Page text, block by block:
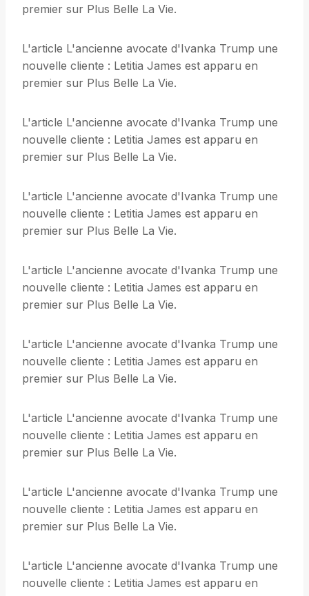
premier sur Plus Belle La Vie.
L'article L'ancienne avocate d'Ivanka Trump une
nouvelle cliente : Letitia James est apparu en
premier sur Plus Belle La Vie.
L'article L'ancienne avocate d'Ivanka Trump une
nouvelle cliente : Letitia James est apparu en
premier sur Plus Belle La Vie.
L'article L'ancienne avocate d'Ivanka Trump une
nouvelle cliente : Letitia James est apparu en
premier sur Plus Belle La Vie.
L'article L'ancienne avocate d'Ivanka Trump une
nouvelle cliente : Letitia James est apparu en
premier sur Plus Belle La Vie.
L'article L'ancienne avocate d'Ivanka Trump une
nouvelle cliente : Letitia James est apparu en
premier sur Plus Belle La Vie.
L'article L'ancienne avocate d'Ivanka Trump une
nouvelle cliente : Letitia James est apparu en
premier sur Plus Belle La Vie.
L'article L'ancienne avocate d'Ivanka Trump une
nouvelle cliente : Letitia James est apparu en
premier sur Plus Belle La Vie.
L'article L'ancienne avocate d'Ivanka Trump une
nouvelle cliente : Letitia James est apparu en